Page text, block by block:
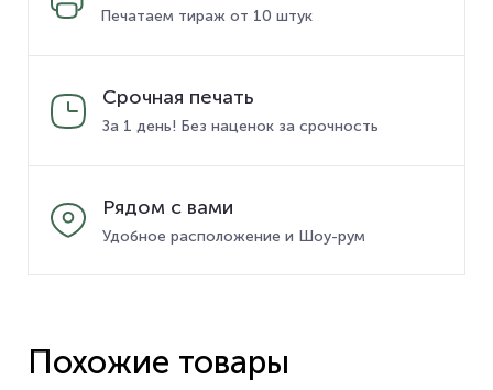
Печатаем тираж от 10 штук
Срочная печать
За 1 день! Без наценок за срочность
Рядом с вами
Удобное расположение и Шоу-рум
Похожие товары